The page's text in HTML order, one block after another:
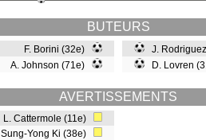
BUTEURS
F. Borini (32e)
A. Johnson (71e)
J.
D. Lovren
AVERTISSEMENTS
L. Cattermole (11e)
Sung-Yong Ki (38e)